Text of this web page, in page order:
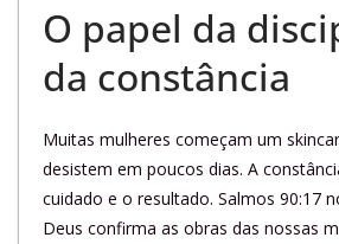
O papel da
da constância
Muitas mulheres começam um
desistem em poucos dias. A
cuidado e o resultado. Salmos 90:17
Deus confirma as obras das nossas